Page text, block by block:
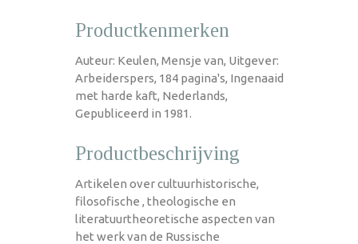
Productkenmerken
Auteur: Keulen, Mensje van, Uitgever:
Arbeiderspers, 184 pagina's, Ingenaaid
met harde kaft, Nederlands,
Gepubliceerd in 1981.
Productbeschrijving
Artikelen over cultuurhistorische,
filosofische , theologische en
literatuurtheoretische aspecten van
het werk van de Russische